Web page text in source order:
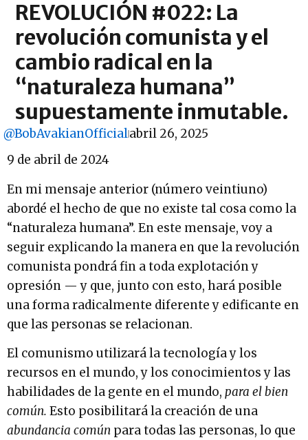
REVOLUCIÓN #022: La
revolución comunista y el
cambio radical en la
“naturaleza humana”
supuestamente inmutable.
@BobAvakianOfficialabril 26, 2025
9 de abril de 2024
En mi mensaje anterior (número veintiuno)
abordé el hecho de que no existe tal cosa como la
“naturaleza humana”. En este mensaje, voy a
seguir explicando la manera en que la revolución
comunista pondrá fin a toda explotación y
opresión — y que, junto con esto, hará posible
una forma radicalmente diferente y edificante en
que las personas se relacionan.
El comunismo utilizará la tecnología y los
recursos en el mundo, y los conocimientos y las
habilidades de la gente en el mundo, para el bien
común. Esto posibilitará la creación de una
abundancia común para todas las personas, lo que